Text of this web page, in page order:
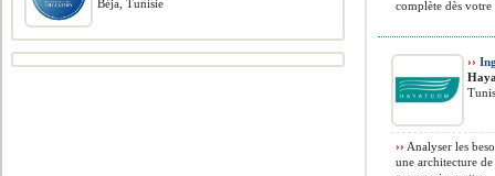
complète dès
››
›› Analyser les
une architecture
Béja, Tunisie